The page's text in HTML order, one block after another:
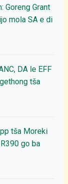
Goreng Grant
mola SA e di
DA le EFF
tša
tša Moreki
go ba